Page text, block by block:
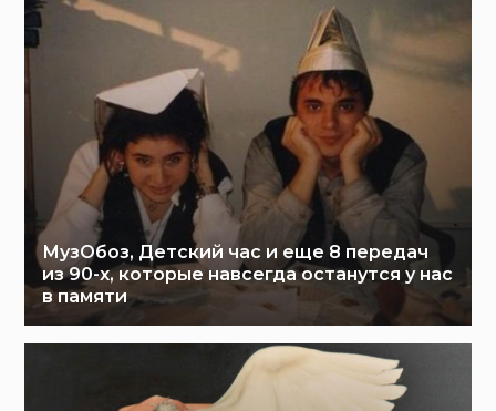
МузОбоз, Детский час и еще 8 передач
из 90-х, которые навсегда останутся у нас
в памяти